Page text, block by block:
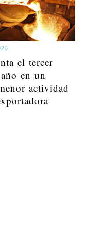
el tercer
en un
actividad